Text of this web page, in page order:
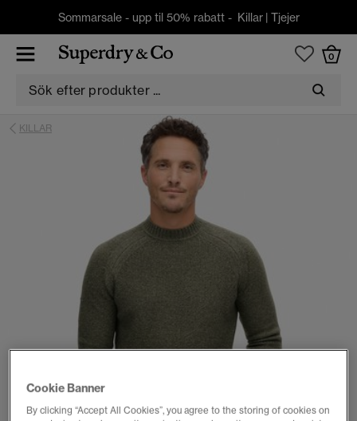
Sommarsale - upp til 50% rabatt - Killar| Tjejer
0
KILLAR
Cookie Banner
By clicking “Accept All Cookies”, you agree to the storing of cookies on